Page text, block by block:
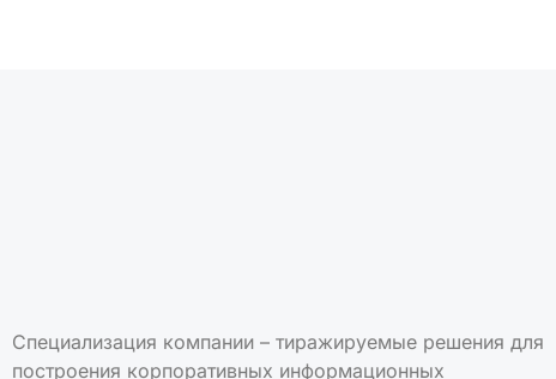
Специализация компании – тиражируемые решения для
построения корпоративных информационных